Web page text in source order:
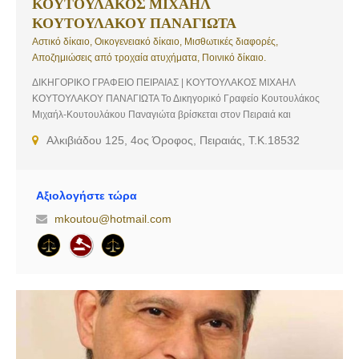
ΚΟΥΤΟΥΛΑΚΟΥ ΠΑΝΑΓΙΩΤΑ
Αστικό δίκαιο, Οικογενειακό δίκαιο, Μισθωτικές διαφορές,
Αποζημιώσεις από τροχαία ατυχήματα, Ποινικό δίκαιο.
ΔΙΚΗΓΟΡΙΚΟ ΓΡΑΦΕΙΟ ΠΕΙΡΑΙΑΣ | ΚΟΥΤΟΥΛΑΚΟΣ ΜΙΧΑΗΛ
ΚΟΥΤΟΥΛΑΚΟΥ ΠΑΝΑΓΙΩΤΑ Το Δικηγορικό Γραφείο Κουτουλάκος
Μιχαήλ-Κουτουλάκου Παναγιώτα βρίσκεται στον Πειραιά και
Έχοντας πλήρη συναίσθηση των υψηλών απαιτήσεων της εποχής
προσωποκεντρική και πελατοκεντρική προσέγγιση και
υποθέσεων που αναλαμβάνει. Υπηρεσίες: Αστικό δίκαιο,
Οικογενειακό δίκαιο, Μισθωτικές διαφορές, Αποζημιώσεις από
τροχαία ατυχήματα, Ποινικό δίκαιο.
Αλκιβιάδου 125, 4ος Όροφος, Πειραιάς, Τ.Κ.18532
Αξιολογήστε τώρα
mkoutou@hotmail.com